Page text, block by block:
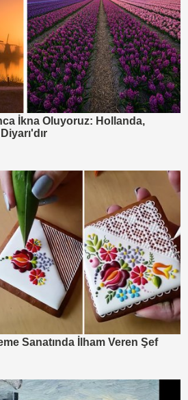
İkna Oluyoruz: Hollanda,
Sanatında İlham Veren Şef